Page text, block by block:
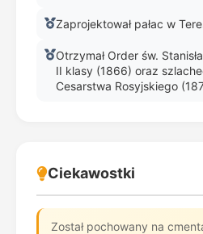
Zaprojektował pałac w
Otrzymał Order św.
II klasy (1866) oraz
Cesarstwa Rosyjskiego
Ciekawostki
Został pochowany na